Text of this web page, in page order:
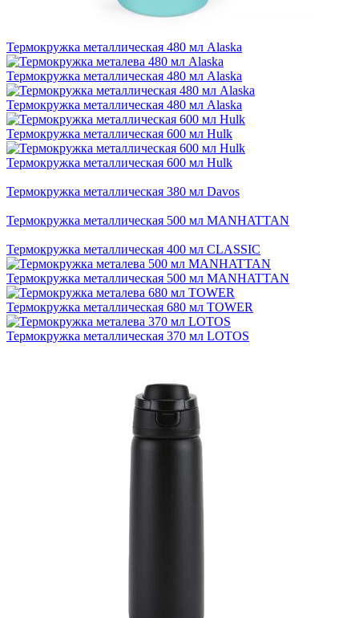
Термокружка металлическая 480 мл Alaska
Термокружка металлическая 480 мл Alaska
Термокружка металлическая 480 мл Alaska
Термокружка металлическая 600 мл Hulk
Термокружка металлическая 600 мл Hulk
Термокружка металлическая 380 мл Davos
Термокружка металлическая 500 мл MANHATTAN
Термокружка металлическая 400 мл CLASSIC
Термокружка металлическая 500 мл MANHATTAN
Термокружка металлическая 680 мл TOWER
Термокружка металлическая 370 мл LOTOS